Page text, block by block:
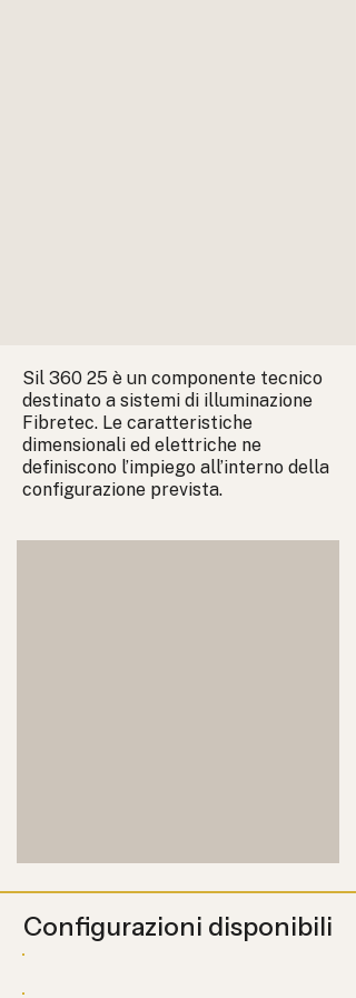
Sil 360 25 è un componente tecnico
destinato a sistemi di illuminazione
Fibretec. Le caratteristiche
dimensionali ed elettriche ne
definiscono l’impiego all’interno della
configurazione prevista.
Configurazioni disponibili